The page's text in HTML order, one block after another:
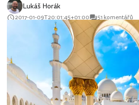
Lukáš Horák
2017-01-09T20:01:45+01:00 51 komentářů